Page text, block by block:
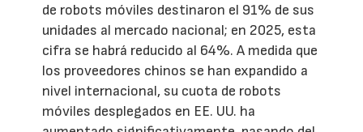
de robots móviles destinaron el 91% de sus
unidades al mercado nacional; en 2025, esta
cifra se habrá reducido al 64%. A medida que
los proveedores chinos se han expandido a
nivel internacional, su cuota de robots
móviles desplegados en EE. UU. ha